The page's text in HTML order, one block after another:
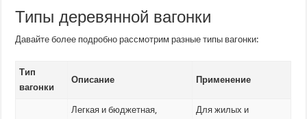
Типы деревянной вагонки
Давайте более подробно рассмотрим разные типы вагонки:
Тип
вагонки
Описание Применение
Легкая и бюджетная,
Для жилых и